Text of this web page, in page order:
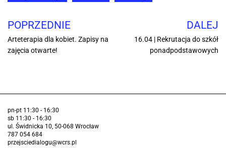
POPRZEDNIE
Arteterapia dla kobiet. Zapisy na
zajęcia otwarte!
DALEJ
16.04 | Rekrutacja do szkół
ponadpodstawowych
pn-pt 11:30 - 16:30
sb 11:30 - 16:30
ul. Świdnicka 10, 50-068 Wrocław
787 054 684
przejsciedialogu@wcrs.pl